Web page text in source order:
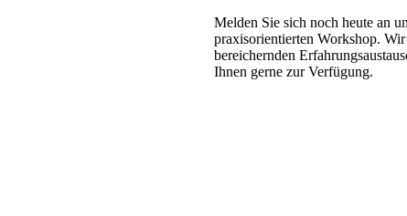
Melden Sie sich noch heute an
praxisorientierten Workshop.
bereichernden
Ihnen gerne zur Verfügung.